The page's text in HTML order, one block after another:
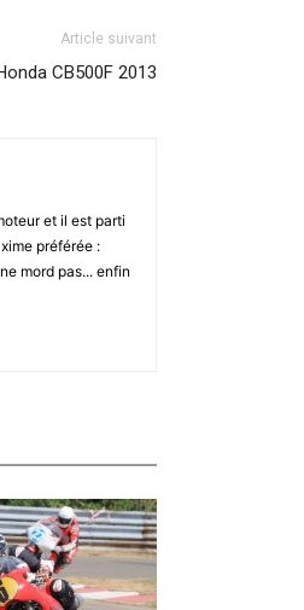
Article suivant
CB500F 2013
et il est parti
préférée :
mord pas... enfin